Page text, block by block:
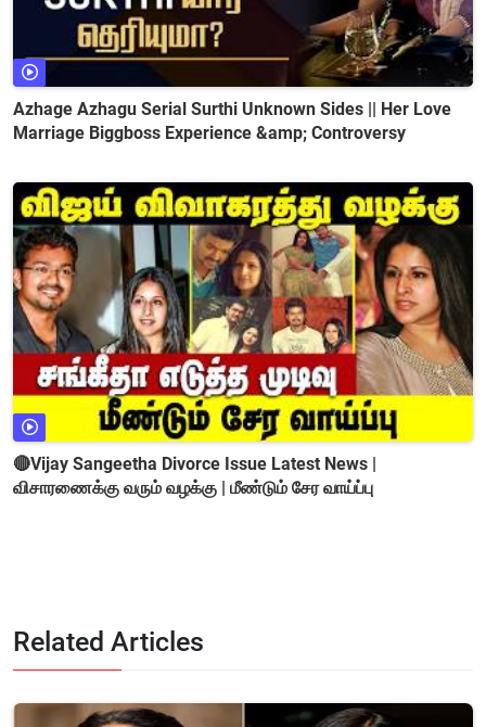
Azhage Azhagu Serial Surthi Unknown Sides || Her Love
Marriage Biggboss Experience &amp; Controversy
🔴Vijay Sangeetha Divorce Issue Latest News |
விசாரணைக்கு வரும் வழக்கு | மீண்டும் சேர வாய்ப்பு
Related Articles